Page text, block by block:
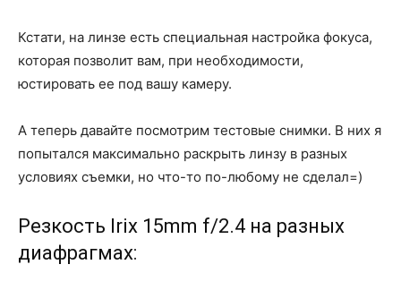
Кстати, на линзе есть специальная настройка фокуса,
которая позволит вам, при необходимости,
юстировать ее под вашу камеру.
А теперь давайте посмотрим тестовые снимки. В них я
попытался максимально раскрыть линзу в разных
условиях съемки, но что-то по-любому не сделал=)
Резкость Irix 15mm f/2.4 на разных
диафрагмах: